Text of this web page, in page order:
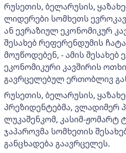
რუსეთის, ბელარუსის,
ლიდერები სომხეთს
ან ევრაზიულ ეკონომიკურ
შესახებ რეფერენდუმის
მოუწოდებენ, - ამის შესახებ
ეკონომიკური კავშირის
გავრცელებულ ერთობლივ
რუსეთის, ბელარუსის,
პრეზიდენტებმა, ვლადიმერ
ლუკაშენკომ, კასიმ-ჟომარტ
ჯაპაროვმა სომხეთის
განცხადება გაავრცელეს.